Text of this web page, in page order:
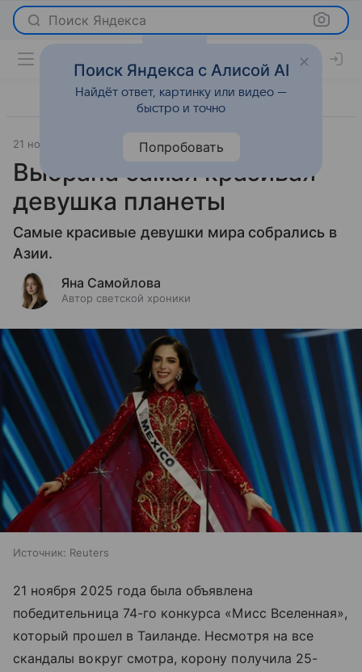
Поиск Яндекса
21 ноября 2025 Леди Mail Светская жизнь
Выбрана самая красивая
девушка планеты
Самые красивые девушки мира собрались в
Азии.
Яна Самойлова
Автор светской хроники
Источник: Reuters
21 ноября 2025 года была объявлена
победительница 74-го конкурса «Мисс Вселенная»,
который прошел в Таиланде. Несмотря на все
скандалы вокруг смотра, корону получила 25-
Поиск Яндекса с Алисой AI
Найдёт ответ, картинку или видео —
быстро и точно
Попробовать